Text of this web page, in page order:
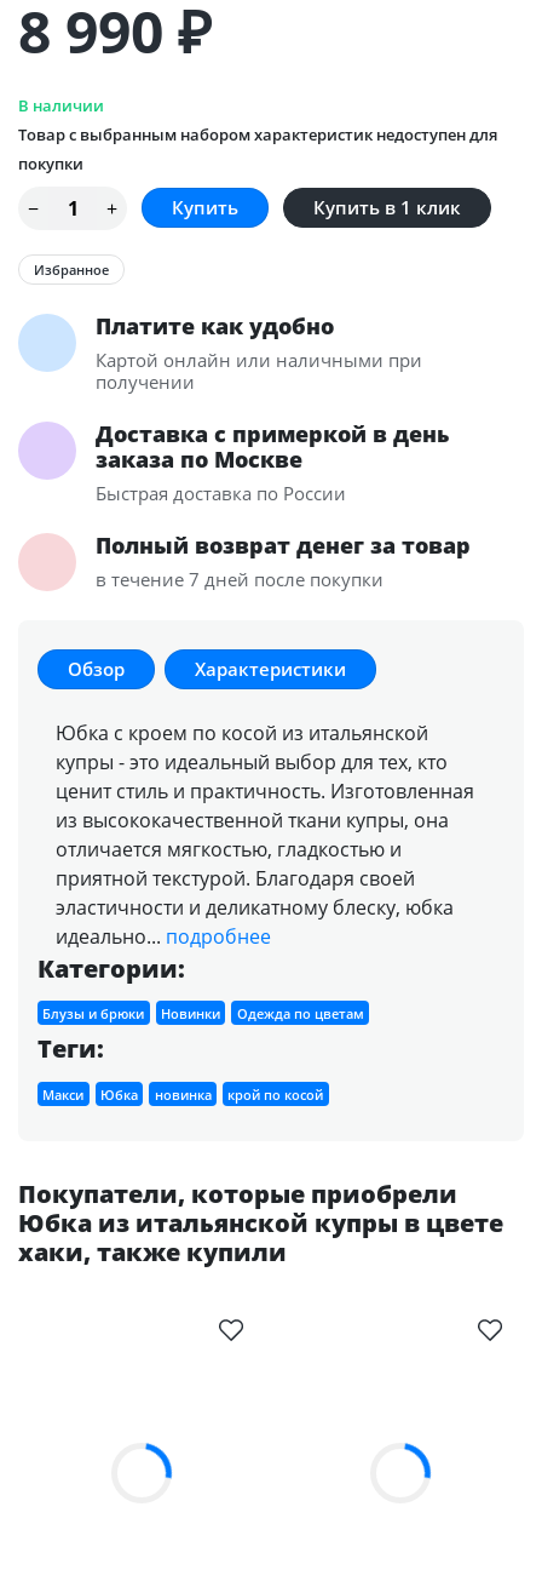
8 990 ₽
В наличии
Товар с выбранным набором характеристик недоступен для
покупки
Купить в 1 клик
Избранное
Платите как удобно
Картой онлайн или наличными при
получении
Доставка с примеркой в день
заказа по Москве
Быстрая доставка по России
Полный возврат денег за товар
в течение 7 дней после покупки
Обзор Характеристики
Юбка с кроем по косой из итальянской
купры - это идеальный выбор для тех, кто
ценит стиль и практичность. Изготовленная
из высококачественной ткани купры, она
отличается мягкостью, гладкостью и
приятной текстурой. Благодаря своей
эластичности и деликатному блеску, юбка
идеально... подробнее
Категории:
Блузы и брюки Новинки Одежда по цветам
Теги:
Макси Юбка новинка крой по косой
Покупатели, которые приобрели
Юбка из итальянской купры в цвете
хаки, также купили